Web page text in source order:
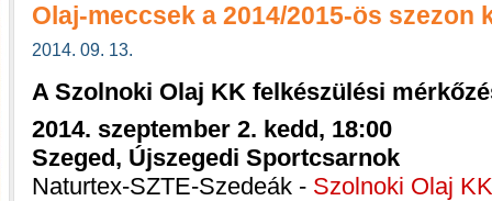
Olaj-meccsek a 2014/2015-ös szezon
2014. 09. 13.
A Szolnoki Olaj KK felkészülési
2014. szeptember 2. kedd, 18:00
Szeged, Újszegedi Sportcsarnok
Naturtex-SZTE-Szedeák - Szolnoki Olaj